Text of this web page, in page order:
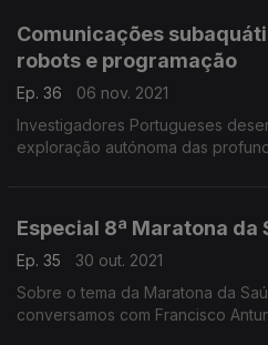
Comunicações
robots e programação
Ep. 36
06 nov. 2021
Investigadores Portugueses
exploração autónoma das
Especial 8ª Maratona da
Ep. 35
30 out. 2021
Sobre o tema da Maratona da
conversamos com Francisco Antunes,Sara Carvalhale e Sofia